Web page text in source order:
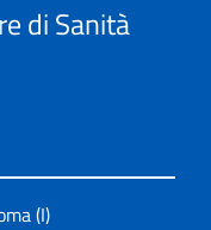
di Sanità
(I)